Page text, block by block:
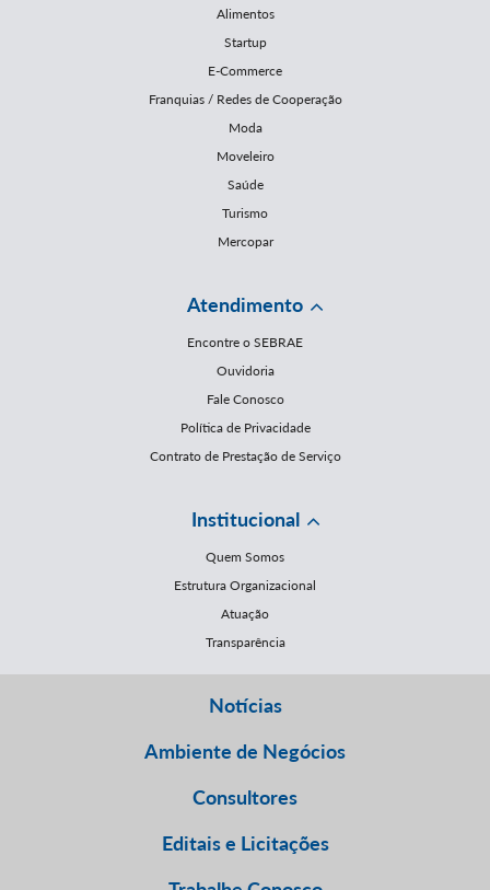
Alimentos
Startup
E-Commerce
Franquias / Redes de Cooperação
Moda
Moveleiro
Saúde
Turismo
Mercopar
Atendimento
Encontre o SEBRAE
Ouvidoria
Fale Conosco
Política de Privacidade
Contrato de Prestação de Serviço
Institucional
Quem Somos
Estrutura Organizacional
Atuação
Transparência
Notícias
Ambiente de Negócios
Consultores
Editais e Licitações